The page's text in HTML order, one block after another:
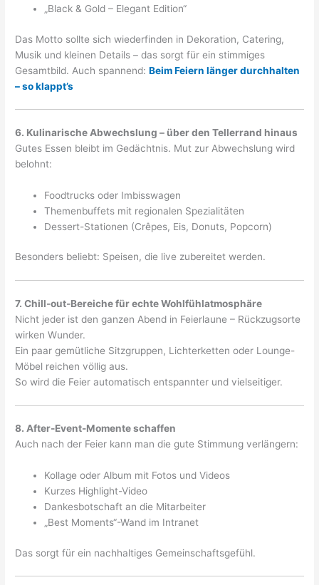
„Black & Gold – Elegant Edition“
Das Motto sollte sich wiederfinden in Dekoration, Catering,
Musik und kleinen Details – das sorgt für ein stimmiges
Gesamtbild. Auch spannend:Beim Feiern länger durchhalten
– so klappt’s
6. Kulinarische Abwechslung – über den Tellerrand hinaus
Gutes Essen bleibt im Gedächtnis. Mut zur Abwechslung wird
belohnt:
Foodtrucks oder Imbisswagen
Themenbuffets mit regionalen Spezialitäten
Dessert-Stationen (Crêpes, Eis, Donuts, Popcorn)
Besonders beliebt: Speisen, die live zubereitet werden.
7. Chill-out-Bereiche für echte Wohlfühlatmosphäre
Nicht jeder ist den ganzen Abend in Feierlaune – Rückzugsorte
wirken Wunder.
Ein paar gemütliche Sitzgruppen, Lichterketten oder Lounge-
Möbel reichen völlig aus.
So wird die Feier automatisch entspannter und vielseitiger.
8. After-Event-Momente schaffen
Auch nach der Feier kann man die gute Stimmung verlängern:
Kollage oder Album mit Fotos und Videos
Kurzes Highlight-Video
Dankesbotschaft an die Mitarbeiter
„Best Moments“-Wand im Intranet
Das sorgt für ein nachhaltiges Gemeinschaftsgefühl.